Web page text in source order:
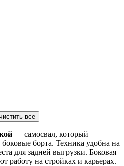
все
— самосвал, который
борта. Техника удобна на
для задней выгрузки. Боковая
работу на стройках и карьерах.